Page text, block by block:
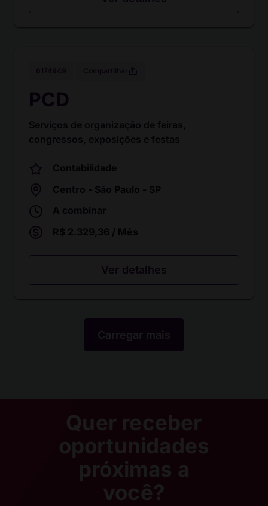
PCD
Serviços de organização de feiras,
congressos, exposições e festas
Contabilidade
Centro - São Paulo - SP
A combinar
R$ 2.329,36 / Mês
Ver detalhes
Carregar mais
Quer receber
oportunidades
próximas a
você?